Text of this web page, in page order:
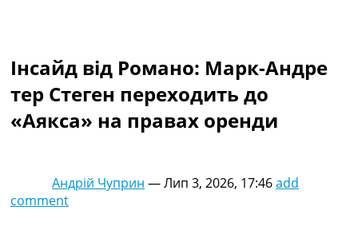
Україна. Прем’єр-Ліга
Ліга Чемпіонів
Англія. Прем’єр-Ліга
Іспанія. Ла Ліга
Чемпіонат Світу. Турнирні таблиці
Інсайд від Романо: Марк-Андре
тер Стеген переходить до
«Аякса» на правах оренди
Андрій Чуприн —Лип 3, 2026, 17:46add
comment